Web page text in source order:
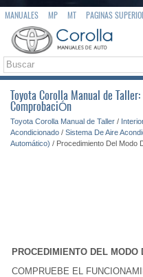
MANUALES MP MT PAGINAS
Toyota Corolla Manual de
ComprobaciÓn
Toyota Corolla Manual de Taller /
Acondicionado / Sistema De Aire
Automático) / Procedimiento Del Modo
PROCEDIMIENTO DEL MODO
COMPRUEBE EL